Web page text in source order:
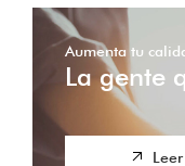
Aumenta tu
La gente